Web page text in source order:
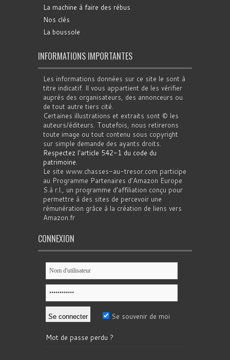
La machine à faire des rébus
Nos clés
La boussole
INFORMATIONS IMPORTANTES
Les informations données sur ce site le sont à
titre indicatif. Il vous appartient de les vérifier
auprès des organisateurs, des annonceurs ou
de tout autre tiers cité.
Certaines illustrations et extraits sont © les
auteurs/éditeurs. Toutefois, nous retirerons
toute image ou tout contenu sous copyright
sur simple demande des ayants droits.
Respectez l'article 542-1 du code du
patrimoine.
Le site www.chasses-au-tresor.com participe
au Programme Partenaires d’Amazon Europe
S.à r.l., un programme d’affiliation conçu pour
permettre à des sites de percevoir une
rémunération grâce à la création de liens vers
Amazon.fr
CONNEXION
Se souvenir de moi
Mot de passe perdu ?